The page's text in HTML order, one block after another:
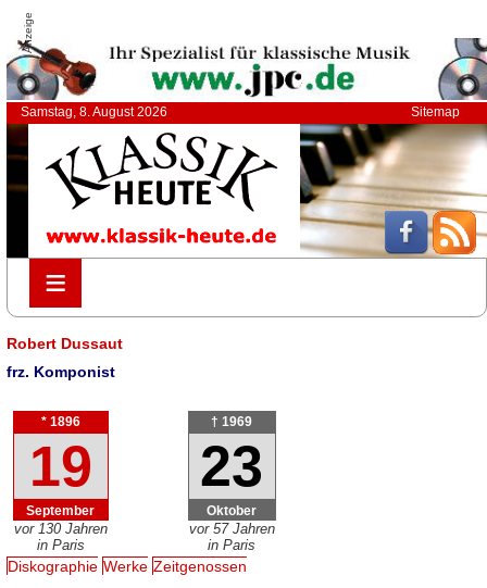
Anzeige
Samstag, 8. August 2026 Sitemap
≡
≡
Robert Dussaut
frz. Komponist
* 1896
19
September
vor 130 Jahren
in Paris
† 1969
23
Oktober
vor 57 Jahren
in Paris
Diskographie Werke Zeitgenossen